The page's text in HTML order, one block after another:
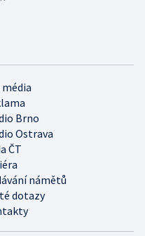
Brno
Ostrava
ČT
námětů
dotazy